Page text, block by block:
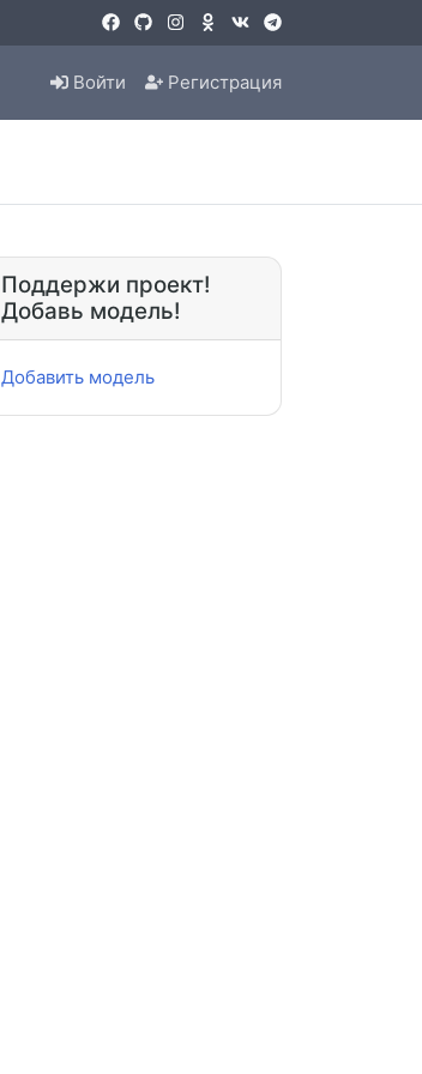
Войти Регистрация
Поддержи проект!
Добавь модель!
Добавить модель